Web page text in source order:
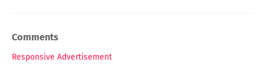
Comments
Responsive Advertisement